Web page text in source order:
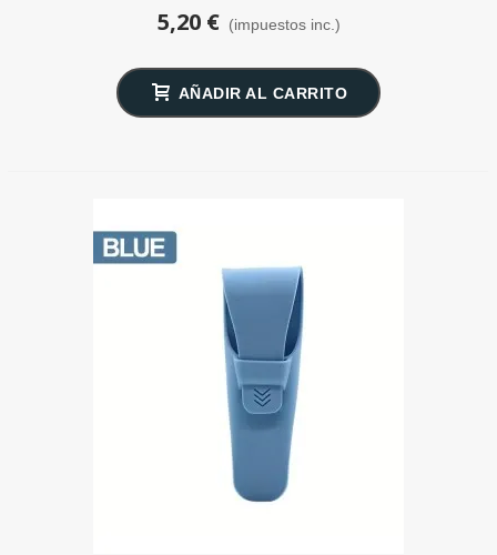
5,20 € (impuestos inc.)
AÑADIR AL CARRITO